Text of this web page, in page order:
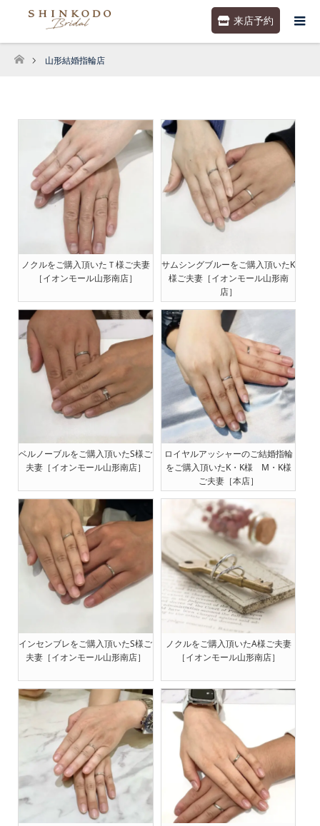
来店予約
ホーム
山形結婚指輪店
ノクルをご購入頂いたＴ様ご夫妻
［イオンモール山形南店］
サムシングブルーをご購入頂いたK
様ご夫妻［イオンモール山形南
店］
ベルノーブルをご購入頂いたS様ご
夫妻［イオンモール山形南店］
ロイヤルアッシャーのご結婚指輪
をご購入頂いたK・K様 M・K様
ご夫妻［本店］
インセンブレをご購入頂いたS様ご
夫妻［イオンモール山形南店］
ノクルをご購入頂いたA様ご夫妻
［イオンモール山形南店］